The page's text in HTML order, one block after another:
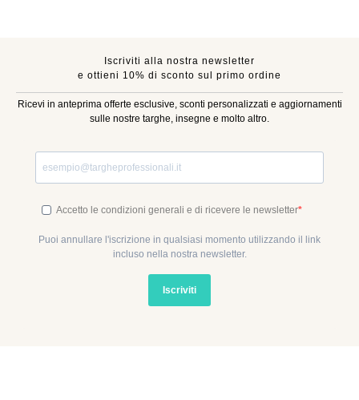
Iscriviti alla nostra newsletter
e ottieni 10% di sconto sul primo ordine
Ricevi in anteprima offerte esclusive, sconti personalizzati e aggiornamenti
sulle nostre targhe, insegne e molto altro.
Accetto le condizioni generali e di ricevere le newsletter
Puoi annullare l'iscrizione in qualsiasi momento utilizzando il link
incluso nella nostra newsletter.
Iscriviti